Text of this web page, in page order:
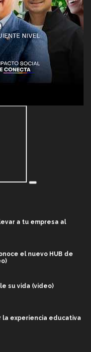
a tu empresa al
el nuevo HUB de
su vida (video)
la experiencia educativa